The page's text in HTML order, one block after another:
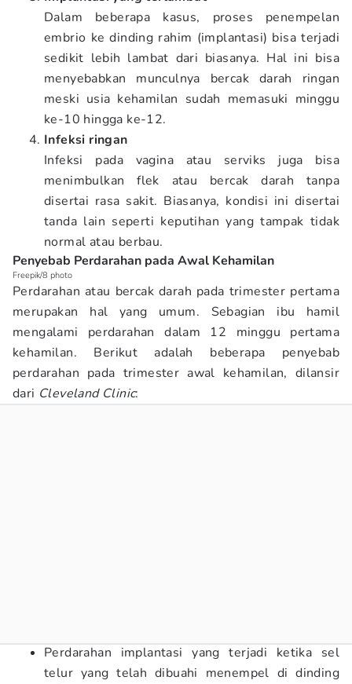
Dalam beberapa kasus, proses penempelan
embrio ke dinding rahim (implantasi) bisa terjadi
sedikit lebih lambat dari biasanya. Hal ini bisa
menyebabkan munculnya bercak darah ringan
meski usia kehamilan sudah memasuki minggu
ke-10 hingga ke-12.
Infeksi ringan
Infeksi pada vagina atau serviks juga bisa
menimbulkan flek atau bercak darah tanpa
disertai rasa sakit. Biasanya, kondisi ini disertai
tanda lain seperti keputihan yang tampak tidak
normal atau berbau.
Penyebab Perdarahan pada Awal Kehamilan
Freepik/8 photo
Perdarahan atau bercak darah pada trimester pertama
merupakan hal yang umum. Sebagian ibu hamil
mengalami perdarahan dalam 12 minggu pertama
kehamilan. Berikut adalah beberapa penyebab
perdarahan pada trimester awal kehamilan, dilansir
dari Cleveland Clinic:
Perdarahan implantasi yang terjadi ketika sel
telur yang telah dibuahi menempel di dinding